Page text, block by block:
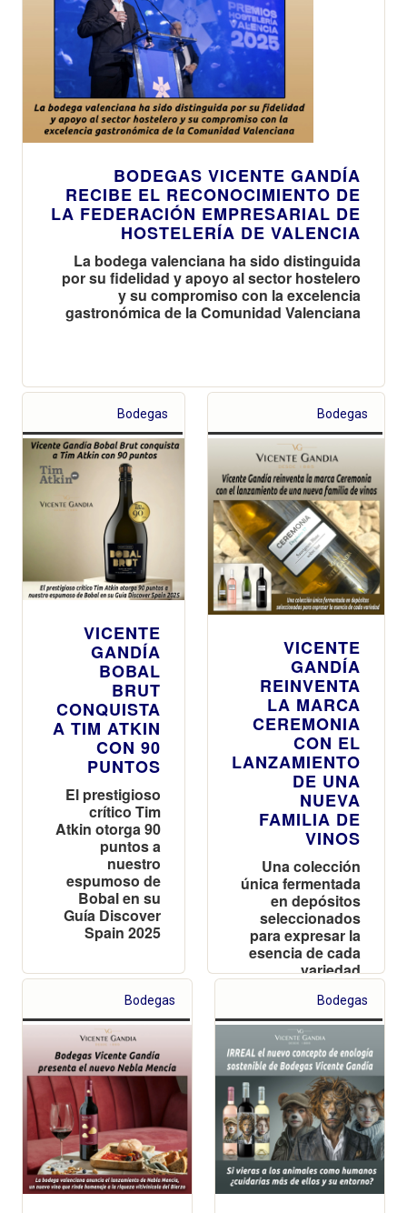
BODEGAS VICENTE GANDÍA
RECIBE EL RECONOCIMIENTO DE
LA FEDERACIÓN EMPRESARIAL DE
HOSTELERÍA DE VALENCIA
La bodega valenciana ha sido distinguida
por su fidelidad y apoyo al sector hostelero
y su compromiso con la excelencia
gastronómica de la Comunidad Valenciana
Bodegas
VICENTE
GANDÍA
BOBAL
BRUT
CONQUISTA
A TIM ATKIN
CON 90
PUNTOS
El prestigioso
crítico Tim
Atkin otorga 90
puntos a
nuestro
espumoso de
Bobal en su
Guía Discover
Spain 2025
Bodegas
VICENTE
GANDÍA
REINVENTA
LA MARCA
CEREMONIA
CON EL
LANZAMIENTO
DE UNA
NUEVA
FAMILIA DE
VINOS
Una colección
única fermentada
en depósitos
seleccionados
para expresar la
esencia de cada
variedad
Bodegas Bodegas